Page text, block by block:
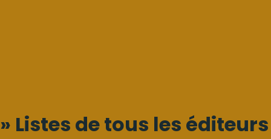
» Listes de tous les éditeurs